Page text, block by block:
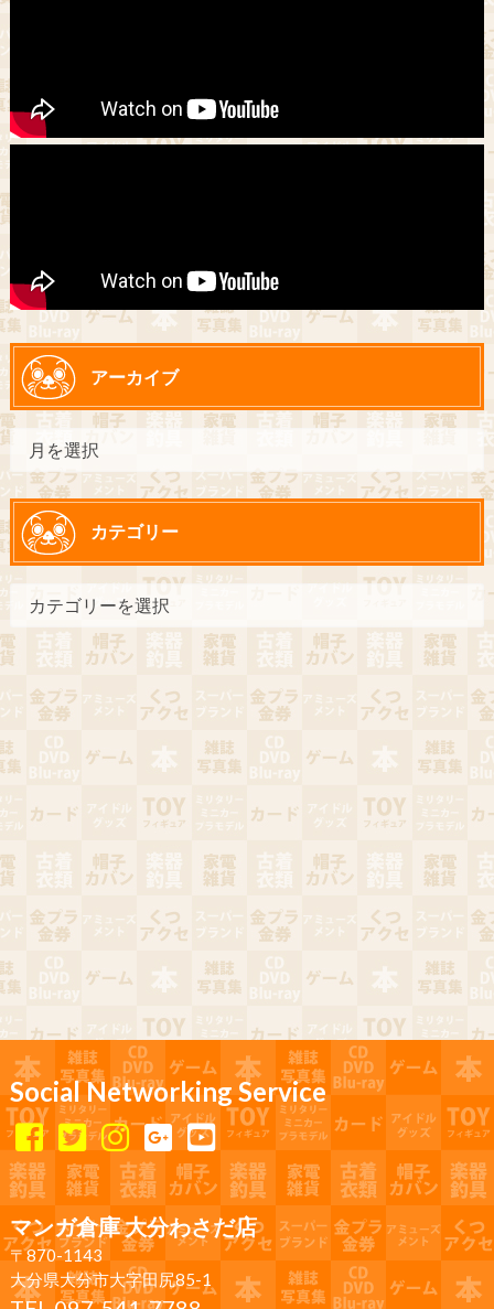
アーカイブ
カテゴリー
Social Networking Service
マンガ倉庫 大分わさだ店
〒870-1143
大分県大分市大字田尻85-1